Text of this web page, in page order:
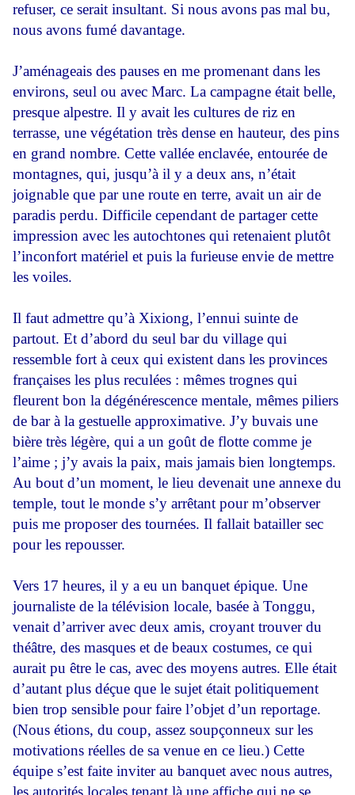
refuser, ce serait insultant. Si nous avons pas mal bu,
nous avons fumé davantage.
J’aménageais des pauses en me promenant dans les
environs, seul ou avec Marc. La campagne était belle,
presque alpestre. Il y avait les cultures de riz en
terrasse, une végétation très dense en hauteur, des pins
en grand nombre. Cette vallée enclavée, entourée de
montagnes, qui, jusqu’à il y a deux ans, n’était
joignable que par une route en terre, avait un air de
paradis perdu. Difficile cependant de partager cette
impression avec les autochtones qui retenaient plutôt
l’inconfort matériel et puis la furieuse envie de mettre
les voiles.
Il faut admettre qu’à Xixiong, l’ennui suinte de
partout. Et d’abord du seul bar du village qui
ressemble fort à ceux qui existent dans les provinces
françaises les plus reculées : mêmes trognes qui
fleurent bon la dégénérescence mentale, mêmes piliers
de bar à la gestuelle approximative. J’y buvais une
bière très légère, qui a un goût de flotte comme je
l’aime ; j’y avais la paix, mais jamais bien longtemps.
Au bout d’un moment, le lieu devenait une annexe du
temple, tout le monde s’y arrêtant pour m’observer
puis me proposer des tournées. Il fallait batailler sec
pour les repousser.
Vers 17 heures, il y a eu un banquet épique. Une
journaliste de la télévision locale, basée à Tonggu,
venait d’arriver avec deux amis, croyant trouver du
théâtre, des masques et de beaux costumes, ce qui
aurait pu être le cas, avec des moyens autres. Elle était
d’autant plus déçue que le sujet était politiquement
bien trop sensible pour faire l’objet d’un reportage.
(Nous étions, du coup, assez soupçonneux sur les
motivations réelles de sa venue en ce lieu.) Cette
équipe s’est faite inviter au banquet avec nous autres,
les autorités locales tenant là une affiche qui ne se